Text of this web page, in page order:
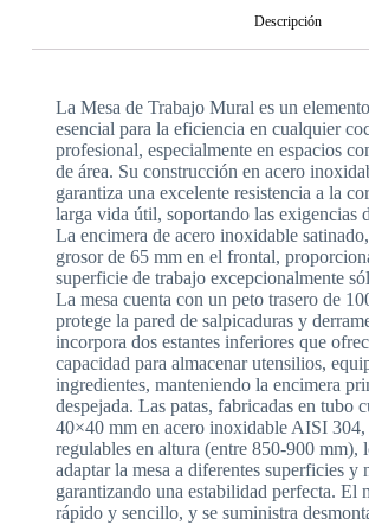
Descripción
La Mesa de Trabajo Mural es un
esencial para la eficiencia en cualquier
profesional, especialmente en espacios
de área. Su construcción en acero
garantiza una excelente resistencia a la
larga vida útil, soportando las exigencias
La encimera de acero inoxidable
grosor de 65 mm en el frontal,
superficie de trabajo excepcionalmente
La mesa cuenta con un peto trasero de
protege la pared de salpicaduras y
incorpora dos estantes inferiores que
capacidad para almacenar utensilios,
ingredientes, manteniendo la encimera
despejada. Las patas, fabricadas en tubo
40×40 mm en acero inoxidable AISI 304,
regulables en altura (entre 850-900 mm),
adaptar la mesa a diferentes superficies y
garantizando una estabilidad perfecta. El
rápido y sencillo, y se suministra